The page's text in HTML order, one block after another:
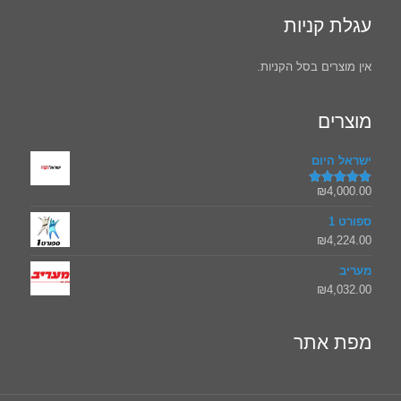
עגלת קניות
אין מוצרים בסל הקניות.
מוצרים
ישראל היום
דורג5.00
₪4,000.00
ספורט 1
₪4,224.00
מעריב
₪4,032.00
מפת אתר